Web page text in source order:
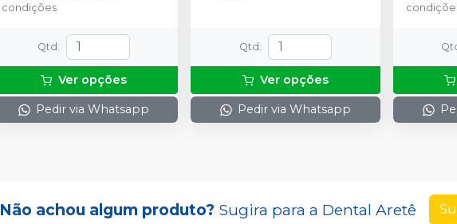
condições
Qtd :
Ver opções
Pedir via Whatsapp
Qtd :
Ver opções
Pedir via Whatsapp
Não achou algum produto? Sugira para a Dental Aretê